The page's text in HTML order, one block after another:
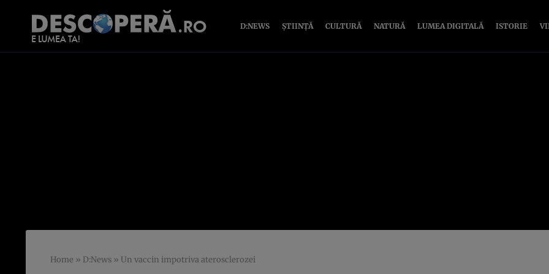
D:NEWS ȘTIINȚĂ CULTURĂ NATURĂ LUMEA DIGITALĂ ISTORIE
Home » D:News » Un vaccin impotriva aterosclerozei